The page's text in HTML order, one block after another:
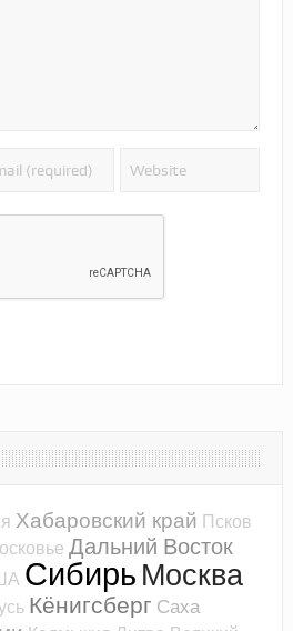
Хабаровский край Псков
Дальний Восток
СибирьМосква
Кёнигсберг Саха